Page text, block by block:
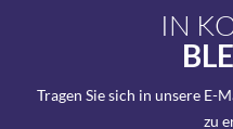
IN
Tragen Sie sich in unsere E-
zu